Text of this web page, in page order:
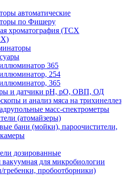
автоматические
по Фишеру
хроматография (ТСХ
365
254
365
и датчики рН, рО, ОВП, ОД
и анализ мяса на трихинеллез
масс-спектрометры
(атомайзеры)
бани (мойки), пароочистители,
дозированные
для микробиологии
гребенки, пробоотборники)